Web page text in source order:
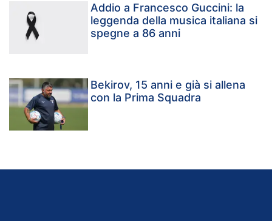
Addio a Francesco Guccini: la
leggenda della musica italiana si
spegne a 86 anni
Bekirov, 15 anni e già si allena
con la Prima Squadra